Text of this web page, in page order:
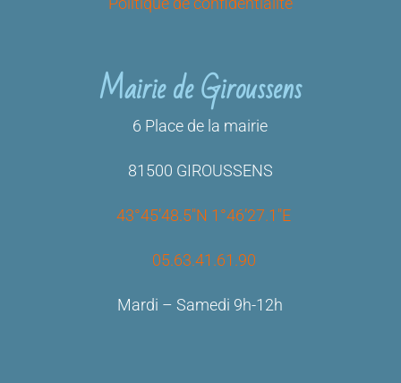
Mairie de Giroussens
6 Place de la mairie
81500 GIROUSSENS
43°45’48.5″N 1°46’27.1″E
05.63.41.61.90
Mardi – Samedi 9h-12h